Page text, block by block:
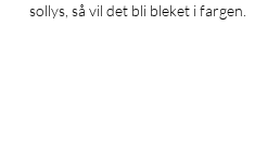
sollys, så vil det bli bleket i fargen.